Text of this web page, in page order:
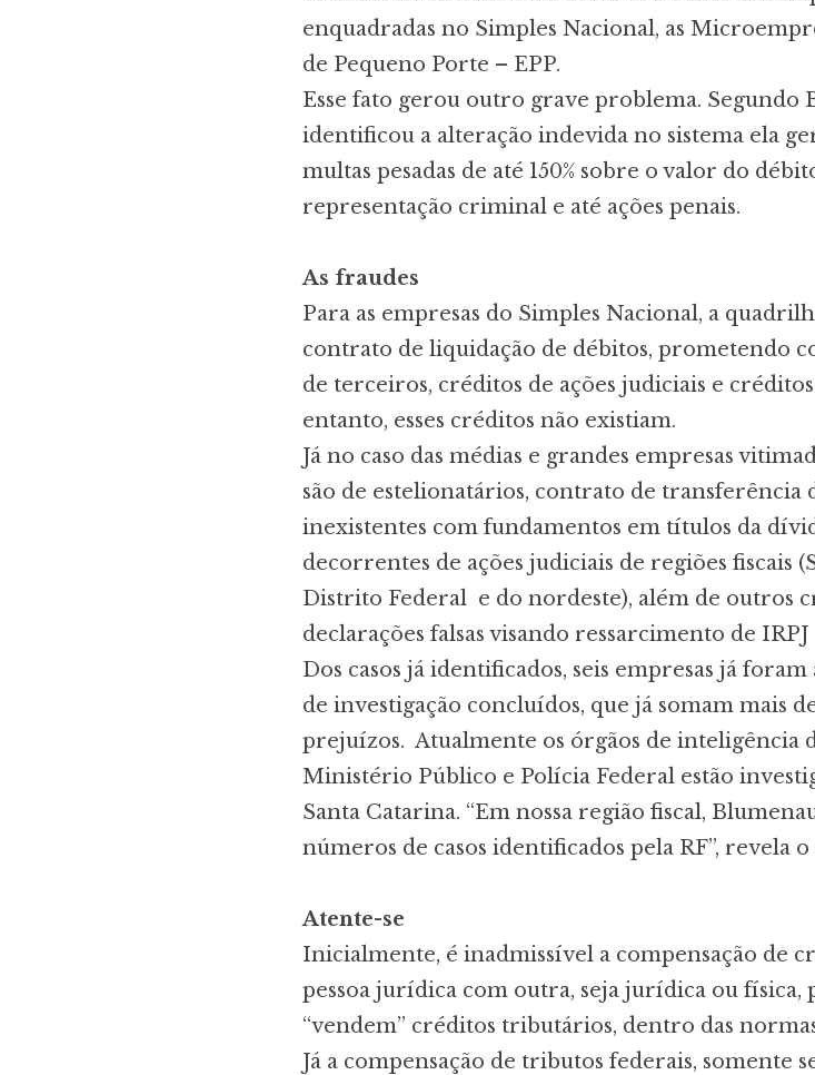
enquadradas no Simples Nacional, as
de Pequeno Porte – EPP.
Esse fato gerou outro grave problema. Segundo
identificou a alteração indevida no sistema ela
multas pesadas de até 150% sobre o valor do
representação criminal e até ações penais.
As fraudes
Para as empresas do Simples Nacional, a
contrato de liquidação de débitos, prometendo
de terceiros, créditos de ações judiciais e
entanto, esses créditos não existiam.
Já no caso das médias e grandes empresas
são de estelionatários, contrato de transferência
inexistentes com fundamentos em títulos da
decorrentes de ações judiciais de regiões fiscais
Distrito Federal e do nordeste), além de outros
declarações falsas visando ressarcimento de
Dos casos já identificados, seis empresas já
de investigação concluídos, que já somam mais
prejuízos. Atualmente os órgãos de inteligência
Ministério Público e Polícia Federal estão
Santa Catarina. “Em nossa região fiscal,
números de casos identificados pela RF”, revela o
Atente-se
Inicialmente, é inadmissível a compensação de
pessoa jurídica com outra, seja jurídica ou física,
“vendem” créditos tributários, dentro das
Já a compensação de tributos federais, somente